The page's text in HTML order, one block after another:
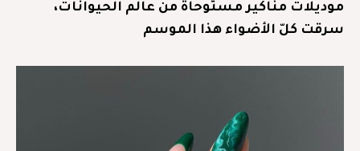
موديلات مناكير مستوحاة من عالم الحيوانات،
سرقت كلّ الأضواء هذا الموسم